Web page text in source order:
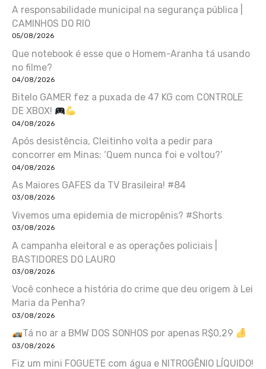
A responsabilidade municipal na segurança pública |
CAMINHOS DO RIO
05/08/2026
Que notebook é esse que o Homem-Aranha tá usando
no filme?
04/08/2026
Bitelo GAMER fez a puxada de 47 KG com CONTROLE
DE XBOX!
04/08/2026
Após desistência, Cleitinho volta a pedir para
concorrer em Minas: ‘Quem nunca foi e voltou?’
04/08/2026
As Maiores GAFES da TV Brasileira! #84
03/08/2026
Vivemos uma epidemia de micropênis? #Shorts
03/08/2026
A campanha eleitoral e as operações policiais |
BASTIDORES DO LAURO
03/08/2026
Você conhece a história do crime que deu origem à Lei
Maria da Penha?
03/08/2026
Tá no ar a BMW DOS SONHOS por apenas R$0,29
03/08/2026
Fiz um mini FOGUETE com água e NITROGÊNIO LÍQUIDO!